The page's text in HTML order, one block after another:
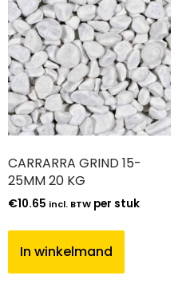
CARRARRA GRIND 15-
25MM 20 KG
€10.65 incl. BTW per stuk
In winkelmand